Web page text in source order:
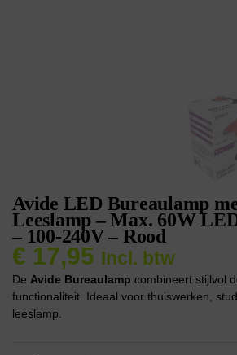
Avide LED Bureaulamp
Leeslamp – Max. 60W
– 100-240V – Rood
€ 17,95 Incl. btw
De Avide Bureaulamp combineert stijlvol
functionaliteit. Ideaal voor thuiswerken,
leeslamp.